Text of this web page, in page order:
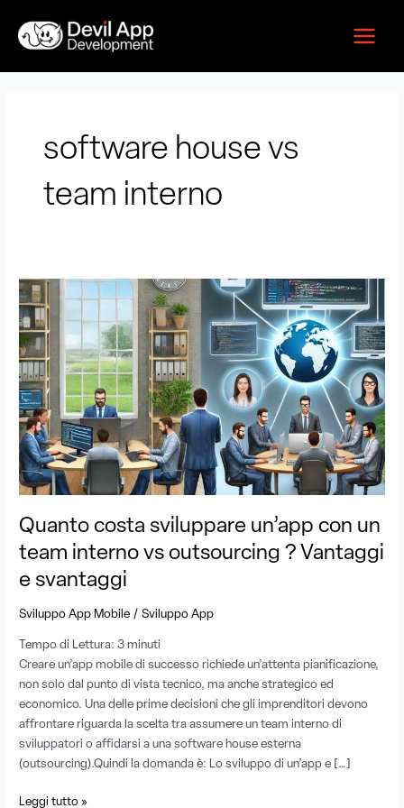
contenuto
software house vs
team interno
Quanto costa sviluppare un’app con un
team interno vs outsourcing ? Vantaggi
e svantaggi
Sviluppo App Mobile /Sviluppo App
Tempo di Lettura:3 minuti
Creare un’app mobile di successo richiede un’attenta pianificazione,
non solo dal punto di vista tecnico, ma anche strategico ed
economico. Una delle prime decisioni che gli imprenditori devono
affrontare riguarda la scelta tra assumere un team interno di
sviluppatori o affidarsi a una software house esterna
(outsourcing).Quindi la domanda è: Lo sviluppo di un’app e […]
Quanto
costa
sviluppare
un’app
con
un
team
interno
vs
outsourcing
?
e
svantaggi
Leggi tutto »